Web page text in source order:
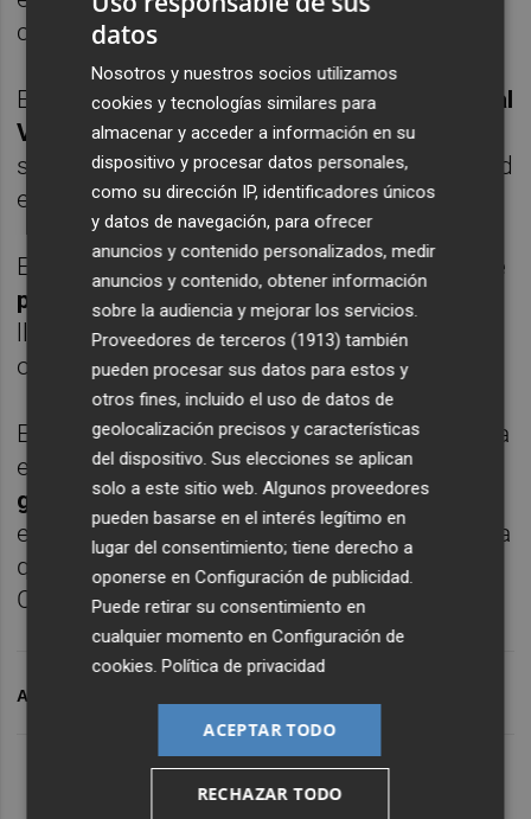
club.
El
delantero francés cuesta mucho dinero al
Valencia CFy desde el club se pretende
sacar al artillero, con el delantero del Watford
en la recámara para que sea su sustituto.
El
Valencia CF además intenta no tener que
pagar este verano, sino que el colombiano
llegara a Valencia cedido y ejercer una
opción de compra el verano que viene.
El Watford lo ha tenido cedido esta campaña
en el Real Zaragoza, dóndeha anotado 19
goles
y ha levantado el interés de muchos
equipos. El descenso del Watford no ayuda a
que se quede en el club inglés y el Valencia
CF está muy atento a él.
ARCHIVADO EN
datos
Nosotros y nuestros socios utilizamos
cookies y tecnologías similares para
almacenar y acceder a información en su
dispositivo y procesar datos personales,
como su dirección IP, identificadores únicos
y datos de navegación, para ofrecer
anuncios y contenido personalizados, medir
anuncios y contenido, obtener información
sobre la audiencia y mejorar los servicios.
Proveedores de terceros (1913) también
pueden procesar sus datos para estos y
otros fines, incluido el uso de datos de
geolocalización precisos y características
del dispositivo. Sus elecciones se aplican
solo a este sitio web. Algunos proveedores
pueden basarse en el interés legítimo en
lugar del consentimiento; tiene derecho a
oponerse enConfiguración de publicidad.
Puede retirar su consentimiento en
cualquier momento enConfiguración de
cookies.Política de privacidad
ACEPTAR TODO
RECHAZAR TODO